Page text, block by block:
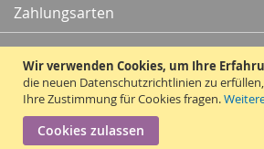
Wir verwenden Cookies, um Ihre
die neuen Datenschutzrichtlinien zu
Ihre Zustimmung für Cookies fragen.
Cookies zulassen
Zahlungsarten
Kontakt
Vertrag widerrufen
Copyright © 2010 - 2026